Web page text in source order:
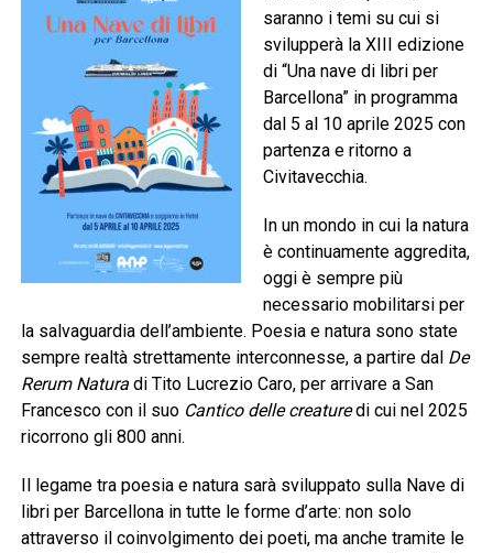
saranno i temi su cui si
svilupperà la XIII edizione
di “Una nave di libri per
Barcellona” in programma
dal 5 al 10 aprile 2025 con
partenza e ritorno a
Civitavecchia.
In un mondo in cui la natura
è continuamente aggredita,
oggi è sempre più
necessario mobilitarsi per
la salvaguardia dell’ambiente. Poesia e natura sono state
sempre realtà strettamente interconnesse, a partire dal De
Rerum Naturadi Tito Lucrezio Caro, per arrivare a San
Francesco con il suo Cantico delle creaturedi cui nel 2025
ricorrono gli 800 anni.
Il legame tra poesia e natura sarà sviluppato sulla Nave di
libri per Barcellona in tutte le forme d’arte: non solo
attraverso il coinvolgimento dei poeti, ma anche tramite le